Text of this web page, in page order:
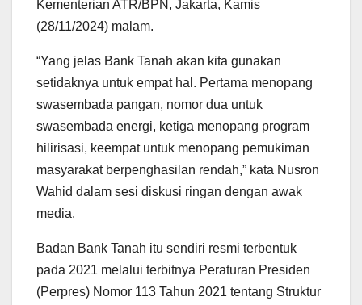
Kementerian ATR/BPN, Jakarta, Kamis
(28/11/2024) malam.
“Yang jelas Bank Tanah akan kita gunakan
setidaknya untuk empat hal. Pertama menopang
swasembada pangan, nomor dua untuk
swasembada energi, ketiga menopang program
hilirisasi, keempat untuk menopang pemukiman
masyarakat berpenghasilan rendah,” kata Nusron
Wahid dalam sesi diskusi ringan dengan awak
media.
Badan Bank Tanah itu sendiri resmi terbentuk
pada 2021 melalui terbitnya Peraturan Presiden
(Perpres) Nomor 113 Tahun 2021 tentang Struktur